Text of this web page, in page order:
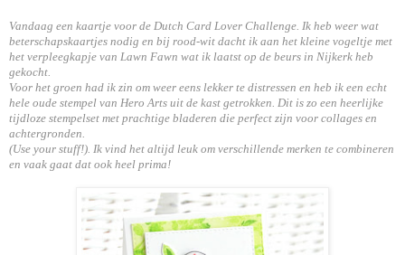
Vandaag een kaartje voor de Dutch Card Lover Challenge. Ik heb weer wat
beterschapskaartjes nodig en bij rood-wit dacht ik aan het kleine vogeltje met
het verpleegkapje van Lawn Fawn wat ik laatst op de beurs in Nijkerk heb
gekocht.
Voor het groen had ik zin om weer eens lekker te distressen en heb ik een echt
hele oude stempel van Hero Arts uit de kast getrokken. Dit is zo een heerlijke
tijdloze stempelset met prachtige bladeren die perfect zijn voor collages en
achtergronden.
(Use your stuff!). Ik vind het altijd leuk om verschillende merken te combineren
en vaak gaat dat ook heel prima!